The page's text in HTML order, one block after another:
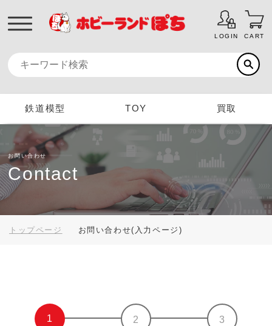
LOGIN CART
鉄道模型 TOY 買取
お問い合わせ
Contact
トップページ お問い合わせ(入力ページ)